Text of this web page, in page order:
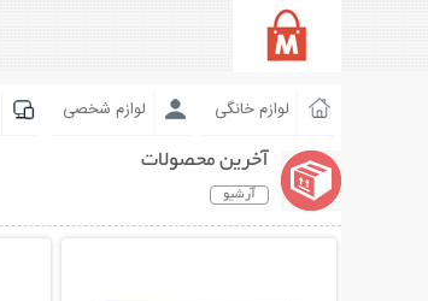
لوازم خانگی لوازم شخصی
آخرین محصولات
آرشیو